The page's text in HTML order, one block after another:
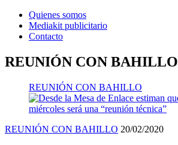
Quienes somos
Mediakit publicitario
Contacto
REUNIÓN CON BAHILLO
REUNIÓN CON BAHILLO
REUNIÓN CON BAHILLO 20/02/2020